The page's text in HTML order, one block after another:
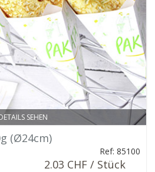
SEHEN
(Ø24cm)
Ref: 85100
2.03 CHF / Stück